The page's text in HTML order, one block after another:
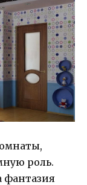
роль.
фантазия